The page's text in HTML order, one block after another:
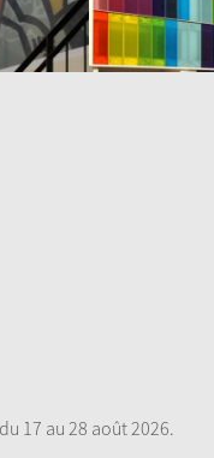
17 au 28 août 2026.